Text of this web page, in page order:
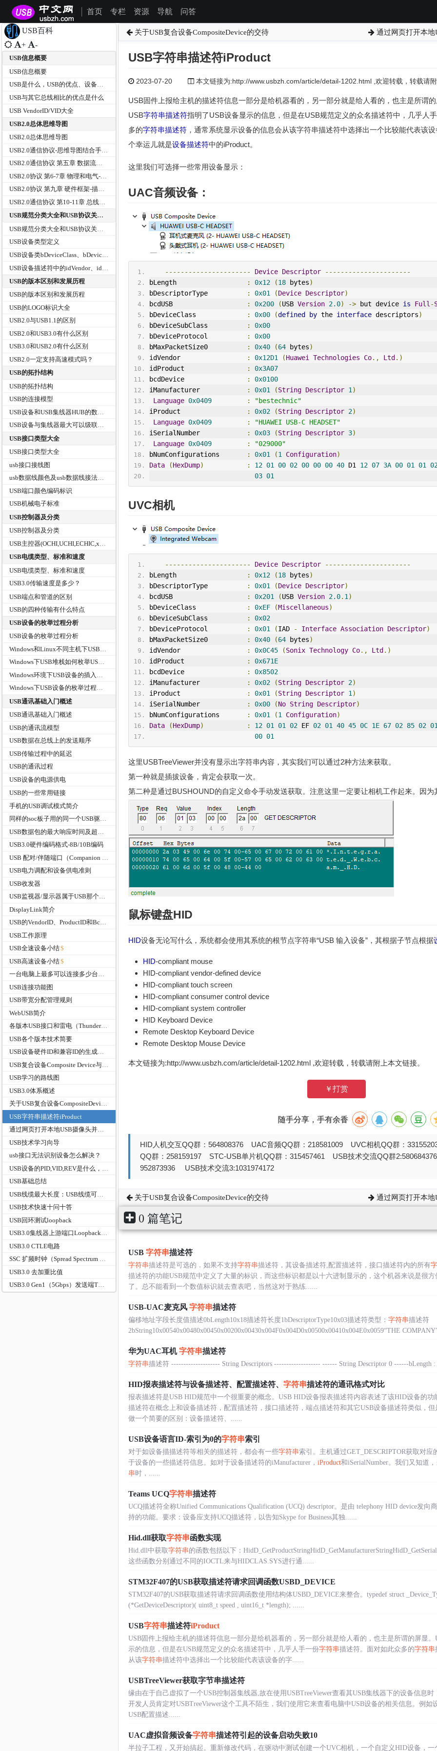
首页 专栏 资源 导航 问答
USB百科
+ -
USB信息概要
USB信息概要
USB是什么，USB的优点、设备分类及传输方式有那些？
USB与其它总线相比的优点是什么
USB VendorID/VID大全
USB2.0总体思维导图
USB2.0总体思维导图
USB2.0通信协议 第五章 数据流模型-传输方式--思维导图
USB2.0协议 第九章 硬件框架-描述符等--思维导图
USB规范分类大全和USB协议关系树
USB设备类型定义
USB设备描述符中的idVendor、idProduct和bcdDevice
USB的版本区别和发展历程
USB的版本区别和发展历程
USB的LOGO标识大全
USB2.0与USB1.1的区别
USB2.0和USB3.0有什么区别
USB3.0和USB2.0有什么区别
USB2.0一定支持高速模式吗？
USB的拓扑结构
USB的拓扑结构
USB的连接模型
USB设备与集线器最大可以级联多少层
USB接口类型大全
USB接口类型大全
usb接口接线图
usb数据线颜色及usb数据线接法图解和USB接口引脚接线定义
USB端口颜色编码标识
USB机械电子标准
USB控制器及分类
USB控制器及分类
USB电缆类型、标准和速度
USB电缆类型、标准和速度
USB3.0传输速度是多少？
USB端点和管道的区别
USB的四种传输有什么特点
USB设备的枚举过程分析
USB设备的枚举过程分析
Windows下USB堆栈如何枚举USB设备
Windows下USB设备的枚举过程分析
USB通讯基础入门概述
USB通讯基础入门概述
USB的通讯流模型
USB数据在总线上的发送顺序
USB传输过程中的延迟
USB的通讯过程
USB设备的电源供电
USB的一些常用链接
手机的USB调试模式简介
同样的soc板子用的同一个USB驱动设备名称，厂商和产品ID都一样，使用什么方法来区别？
USB3.0硬件编码格式-8B/10B编码
USB电力调配和设备供电准则
USB收发器
USB监视器/显示器属于USB那个分支？
DisplayLink简介
USB的VendorID、ProductID和BcdDevice有什么作用
USB工作原理
USB全速设备小结
USB高速设备小结
一台电脑上最多可以连接多少台USB设备？
USB连接功能图
USB带宽分配管理规则
WebUSB简介
各版本USB接口和雷电（Thunderbolt）接口的速度
USB各个版本技术简要
USB设备硬件ID和兼容ID的生成规则介绍
USB学习的路线图
USB3.0体系概述
关于USB复合设备CompositeDevice的交待
USB字符串描述符iProduct
通过网页打开本地USB摄像头并实现录制-WebCamera
USB技术学习向导
usb接口无法识别设备怎么解决？
USB基础总结
USB技术快速十问十答
USB回环测试loopback
USB3.0集线器上游端口Loopback回环测试方案（USBIF一致性认证版）
USB3.0 CTLE电路
SSC 扩频时钟（Spread Spectrum Clocking）
USB3.0 去加重比值
USB3.0 Gen1（5Gbps）发送端TX全套电气参数对照表（USB‑IF官方规范，TP1测试点）
关于USB复合设备CompositeDevice的交待 通过网页打开本地
USB字符串描述符iProduct
2023-07-20 本文链接为:http://www.usbzh.com/article/detail-1202.html ,欢迎转载，转载请附
USB固件上报给主机的描述符信息一部分是给机器看的，另一部分就是给人看的，也主是所谓的
USB字符串描述符指明了USB设备显示的信息，但是在USB规范定义的众名描述符中，几乎人
多的字符串描述符，通常系统显示设备的信息会从该字符串描述符中选择出一个比较能代表该
个幸运儿就是设备描述符中的iProduct。
这里我们可选择一些常用设备显示：
UAC音频设备：
---------------------- Device Descriptor
----------------------
bLength
: 0x12 (18 bytes)
bDescriptorType
: 0x01 (Device Descriptor)
bcdUSB
: 0x200 (USB Version 2.0) -> but device is Full-
bDeviceClass
: 0x00 (defined by the interface descriptors)
bDeviceSubClass
:
0x00
bDeviceProtocol
:
0x00
bMaxPacketSize0
: 0x40 (64 bytes)
idVendor
: 0x12D1 (Huawei Technologies Co., Ltd .)
idProduct
:
0x3A07
bcdDevice
:
0x0100
iManufacturer
: 0x01 (String Descriptor 1)
Language 0x0409 :
"bestechnic"
iProduct
: 0x02 (String Descriptor 2)
Language 0x0409 :
"HUAWEI USB-C HEADSET"
iSerialNumber
: 0x03 (String Descriptor 3)
Language 0x0409 :
"029000"
bNumConfigurations
: 0x01 (1 Configuration)
Data
(HexDump) : 12 01 00 02 00 00 00 40 D1 12 07 3A 00 01 01
03 01
UVC相机
---------------------- Device Descriptor
----------------------
bLength
: 0x12 (18 bytes)
bDescriptorType
: 0x01 (Device Descriptor)
bcdUSB
: 0x201 (USB Version 2.0. 1 )
bDeviceClass
: 0xEF (Miscellaneous)
bDeviceSubClass
:
0x02
bDeviceProtocol
: 0x01 (IAD - Interface Association Descriptor)
bMaxPacketSize0
: 0x40 (64 bytes)
idVendor
: 0x0C45 (Sonix Technology Co., Ltd .)
idProduct
:
0x671E
bcdDevice
:
0x8502
iManufacturer
: 0x02 (String Descriptor 2)
iProduct
: 0x01 (String Descriptor 1 )
iSerialNumber
: 0x00 (No String Descriptor)
bNumConfigurations
: 0x01 (1 Configuration)
Data
(HexDump) : 12 01 01 02 EF 02 01 40 45 0C 1E 67 02 85 02 01
00 01
这里USBTreeViewer并没有显示出字符串内容，其实我们可以通过2种方法来获取。
第一种就是插拔设备，肯定会获取一次。
第二种是通过BUSHOUND的自定义命令手动发送获取。注意这里一定要让相机工作起来。因为
鼠标键盘HID
HID设备无论写什么，系统都会使用其系统的根节点字符串“USB 输入设备”，其根据子节点根据
HID-compliant mouse
HID-compliant vendor-defined device
HID-compliant touch screen
HID-compliant consumer control device
HID-compliant system controller
HID Keyboard Device
Remote Desktop Keyboard Device
Remote Desktop Mouse Device
本文链接为:http://www.usbzh.com/article/detail-1202.html ,欢迎转载，转载请附上本文链接。
￥打赏
随手分享，手有余香
HID人机交互QQ群：564808376 UAC音频QQ群：218581009 UVC相机QQ群：
QQ群：258159197 STC-USB单片机QQ群：315457461 USB技术交流QQ群
952873936 USB技术交流3:1031974172
关于USB复合设备CompositeDevice的交待 通过网页打开本地
0 篇笔记
USB 字符串描述符
字符串描述符是可选的．如果不支持字符串描述符，其设备描述符,配置描述符，接口描述符内的所有
描述符的功能USB规范中定义了大量的标识，而这些标识都是以十六进制显示的，这个机器来说是很
了。总不能看到一个数值标识就去查表吧，当然这对于熟练......
USB-UAC麦克风 字符串描述符
偏移地址字段长度值描述0bLength10x18描述符长度1bDescriptorType10x03描述符类型： 字符串描述符
2bString10x00540x00480x00450x00200x00430x004F0x004D0x00500x00410x004E0x0059“THE
华为UAC耳机字符串描述符
字符串描述符 -------------------- String Descriptors ------------------- ------ String Descriptor 0 ------bLength :
HID报表描述符与设备描述符、配置描述符、 字符串描述符的通讯格式对比
报表描述符是USB HID规范中一个很重要的概念。USB HID设备报表描述符内容表述了该HID设备的
描述符在概念上和设备描述符，配置描述符，接口描述符，端点描述符和其它USB设备描述符类似，
做一个简要的区别：设备描述符、......
USB设备语言ID-索引为0的字符串索引
对于如设备描描述符等相关的描述符，都会有一些字符串索引。主机通过GET_DESCRIPTOR获取对应
于设备的一些描述符信息。如对于设备描述符的iManufacturer， iProduct和iSerialNumber。我们又知道
串 时，......
Teams UCQ字符串描述符
UCQ描述符全称Unified Communications Qualification (UCQ) descriptor。是由 telephony HID device发向
持的功能。要求：设备应支持UCQ描述符，以告知Skype for Business其独......
Hid.dll获取字符串函数实现
Hid.dll中获取字符串的函数包括以下：
这些函数分别通过不同的IOCTL来与HIDCLAS.SYS进行通......
STM32F407的USB获取描述符请求回调函数USBD_DEVICE
STM32F407的USB获取描述符请求回调函数使用结构体USBD_DEVICE来整合。typedef struct
(*GetDeviceDescriptor)( uint8_t speed , uint16_t *length); ......
USB字符串描述符iProduct
USB固件上报给主机的描述符信息一部分是给机器看的，另一部分就是给人看的，也主是所谓的屏显。
示的信息，但是在USB规范定义的众名描述符中，几乎人手一份字符串描述符。面对如此众多的字符串
从该字符串描述符中选择出一个比较能代表该设备的字......
USBTreeViewer获取字节串描述符
缘由在于自己虚拟了一个USB控制器集线器,故在使用USBTreeViewer查看其USB集线器下的设备信息
开发人员肯定对USBTreeViewer这个工具不陌生，我们使用它来查看电脑中USB设备的相关信息。例如
USB配置描述......
UAC虚拟音频设备字符串描述符引起的设备启动失败10
半拉子工程，又开始搞起。重新修改代码，在驱动中测试创建一个UVC相机，一个自定义HID设备，